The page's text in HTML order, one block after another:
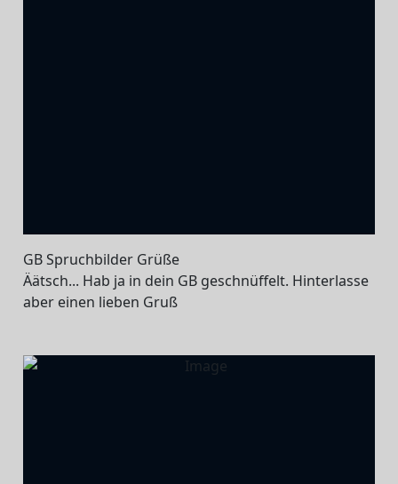
GB Spruchbilder Grüße
Äätsch... Hab ja in dein GB geschnüffelt. Hinterlasse
aber einen lieben Gruß